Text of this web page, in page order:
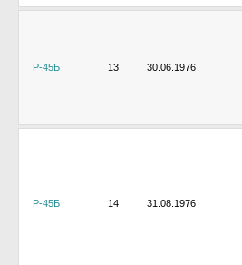
Р-45Б 13 30.06.1976
Р-45Б 14 31.08.1976